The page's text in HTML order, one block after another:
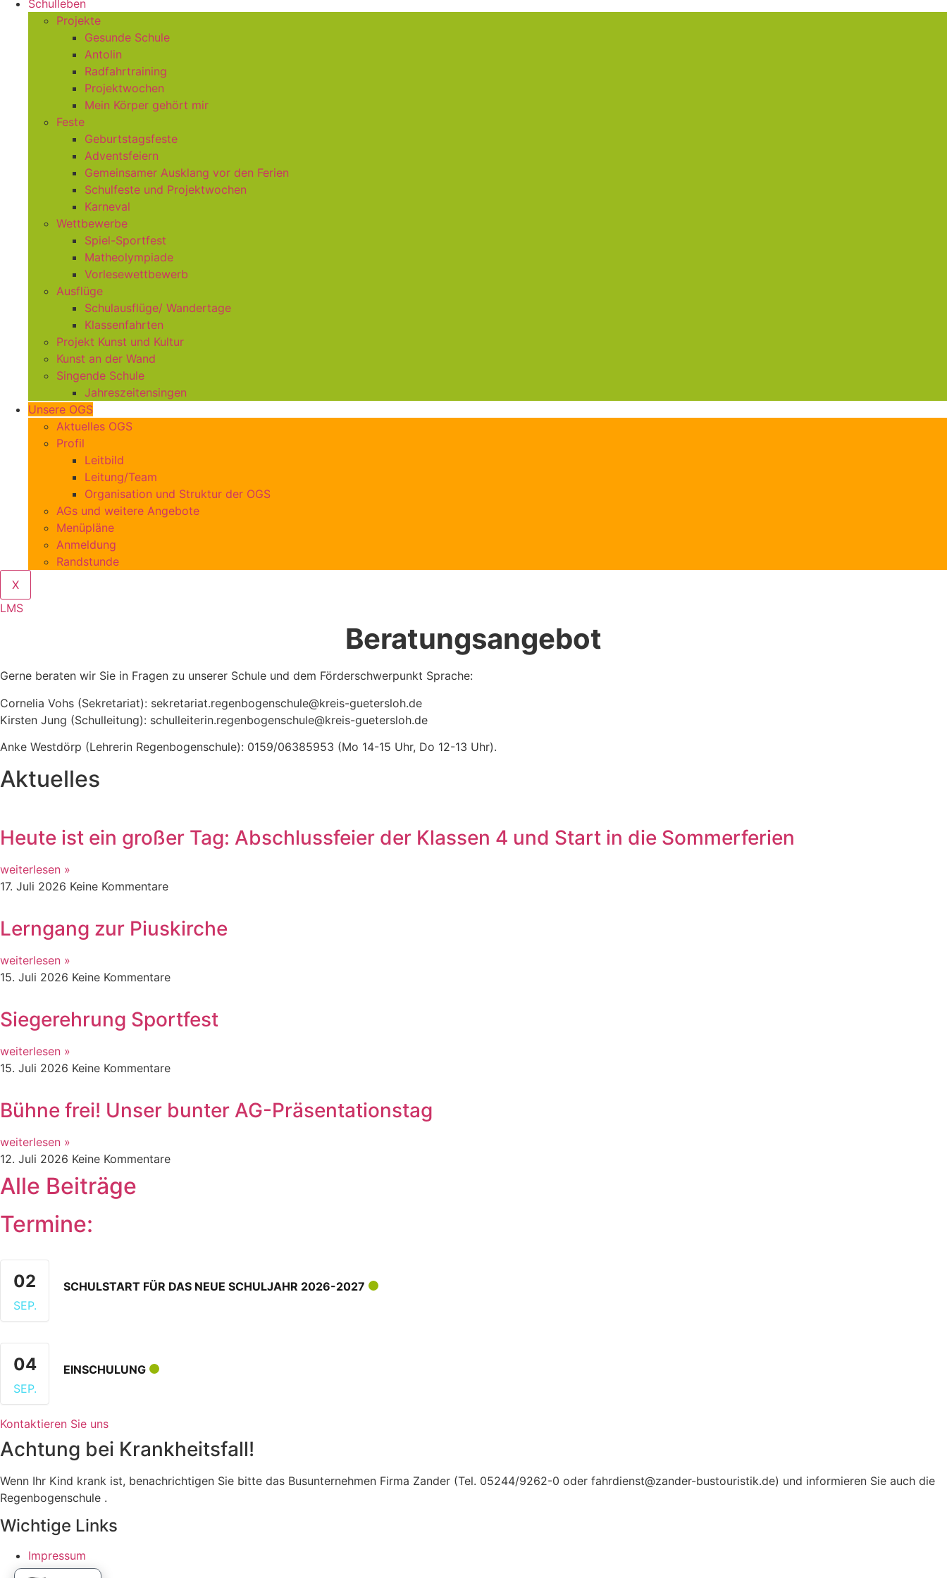
Schulleben
Projekte
Gesunde Schule
Antolin
Radfahrtraining
Projektwochen
Mein Körper gehört mir
Feste
Geburtstagsfeste
Adventsfeiern
Gemeinsamer Ausklang vor den Ferien
Schulfeste und Projektwochen
Karneval
Wettbewerbe
Spiel-Sportfest
Matheolympiade
Vorlesewettbewerb
Ausflüge
Schulausflüge/ Wandertage
Klassenfahrten
Projekt Kunst und Kultur
Kunst an der Wand
Singende Schule
Jahreszeitensingen
Unsere OGS
Aktuelles OGS
Profil
Leitbild
Leitung/Team
Organisation und Struktur der OGS
AGs und weitere Angebote
Menüpläne
Anmeldung
Randstunde
X
LMS
Beratungsangebot
Gerne beraten wir Sie in Fragen zu unserer Schule und dem Förderschwerpunkt Sprache:
Cornelia Vohs (Sekretariat): sekretariat.regenbogenschule@kreis-guetersloh.de
Kirsten Jung (Schulleitung): schulleiterin.regenbogenschule@kreis-guetersloh.de
Anke Westdörp (Lehrerin Regenbogenschule): 0159/06385953 (Mo 14-15 Uhr, Do 12-13 Uhr).
Aktuelles
Heute ist ein großer Tag: Abschlussfeier der Klassen 4 und Start in die Sommerferien
weiterlesen »
17. Juli 2026 Keine Kommentare
Lerngang zur Piuskirche
weiterlesen »
15. Juli 2026 Keine Kommentare
Siegerehrung Sportfest
weiterlesen »
15. Juli 2026 Keine Kommentare
Bühne frei! Unser bunter AG-Präsentationstag
weiterlesen »
12. Juli 2026 Keine Kommentare
Alle Beiträge
Termine:
02
SEP.
SCHULSTART FÜR DAS NEUE SCHULJAHR 2026-2027
04
SEP.
EINSCHULUNG
Kontaktieren Sie uns
Achtung bei Krankheitsfall!
Wenn Ihr Kind krank ist, benachrichtigen Sie bitte das Busunternehmen Firma Zander (Tel. 05244/9262-0 oder fahrdienst@zander-bustouristik.de) und informieren Sie auch die
Regenbogenschule .
Wichtige Links
Impressum
Datenschutz